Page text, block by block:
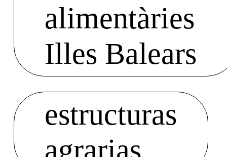
alimentàries
Illes Balears
estructuras
agrarias